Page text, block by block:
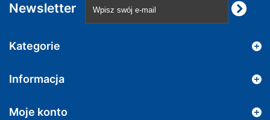
Newsletter
Kategorie
Informacja
Moje konto